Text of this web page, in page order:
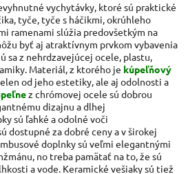
vychytávky, ktoré sú praktické
tyče, tyče s háčikmi, okrúhleho
ramenami slúžia predovšetkým na
byť aj atraktívnym prvkom vybavenia
sa z nehrdzavejúcej ocele, plastu,
Materiál, z ktorého je kúpeľňový
od jeho estetiky, ale aj odolnosti a
z chrómovej ocele sú dobrou
dizajnu a dlhej
sú ľahké a odolné voči
dostupné za dobré ceny a v širokej
doplnky sú veľmi elegantnými
no treba pamätať na to, že sú
a vode. Keramické vešiaky sú tiež